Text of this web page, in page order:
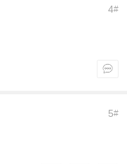
4#
5#